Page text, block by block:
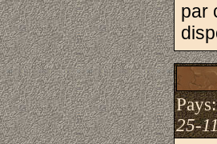
par
25-